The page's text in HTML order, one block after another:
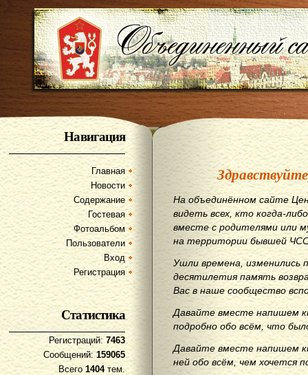
Навигация
Главная
Новости
Содержание
Гостевая
Фотоальбом
Пользователи
Вход
Регистрация
Статистика
Регистраций: 7463
Сообщений:159065
Всего 1404тем.
На объединённом сайте
видеть всех, кто когда-
вместе с родителями или
на территории бывшей
Ушли времена, изменились
десятилетия память
Вас в наше сообщество
Давайте вместе напишем
подробно обо всём, что
Давайте вместе напишем
ней обо всём, чем хочется